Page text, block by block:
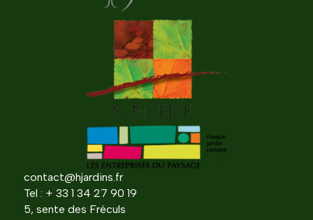
contact@hjardins.fr
Tel : + 33 1 34 27 90 19
5, sente des Fréculs